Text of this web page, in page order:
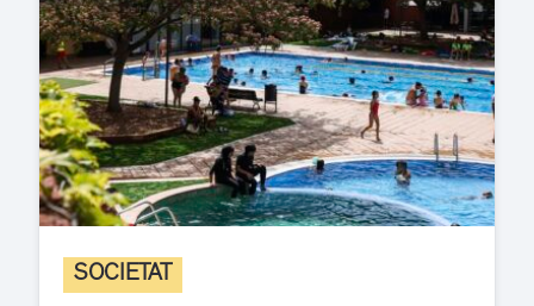
SOCIETAT